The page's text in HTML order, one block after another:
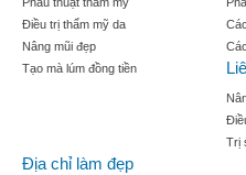
Điều trị thẩm mỹ da
Nâng mũi đẹp
Tạo mà lúm đồng tiền
Trị
Địa chỉ làm đẹp